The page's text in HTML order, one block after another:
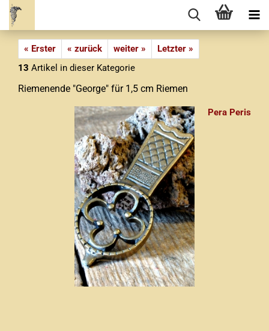
« Erster « zurück weiter »
Letzter »
13 Artikel in dieser Kategorie
Riemenende "George" für 1,5 cm Riemen
Pera Peris